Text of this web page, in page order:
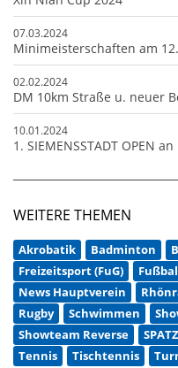
07.03.2024
Minimeisterschaften am
02.02.2024
DM 10km Straße u. neuer
10.01.2024
1. SIEMENSSTADT OPEN
WEITERE THEMEN
Akrobatik Badminton
Freizeitsport (FuG)
News Hauptverein
Rugby
Schwimmen
Showteam Reverse
SPATZ
Tennis
Tischtennis